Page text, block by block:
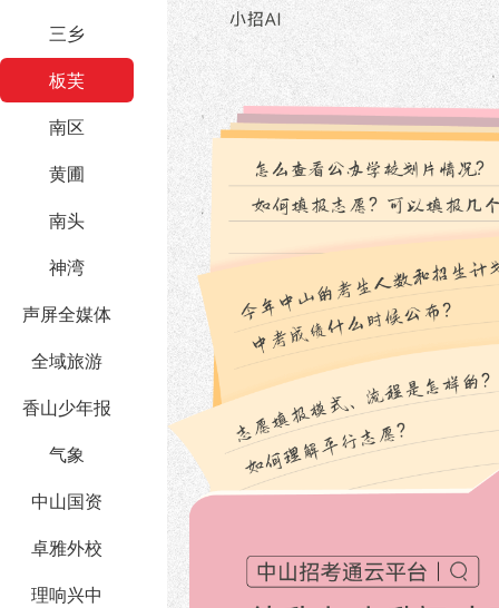
三乡
板芙
南区
黄圃
南头
神湾
声屏全媒体
全域旅游
香山少年报
气象
中山国资
卓雅外校
理响兴中